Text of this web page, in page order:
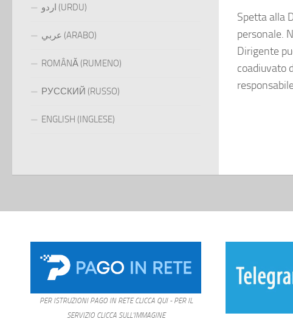
Spetta alla
personale.
Dirigente
coadiuvato
اردو (URDU)
عربي (ARABO)
ROMÂNĂ (RUMENO)
РУССКИЙ (RUSSO)
ENGLISH (INGLESE)
PER ISTRUZIONI PAGO IN RETE CLICCA QUI - PER IL
SERVIZIO CLICCA SULL'IMMAGINE